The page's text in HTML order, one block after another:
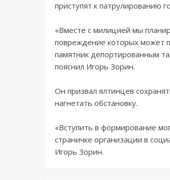
приступят к патрулированию
«Вместе с милицией мы
повреждение которых может
памятник депортированным
пояснил Игорь Зорин.
Он призвал ялтинцев
нагнетать обстановку.
«Вступить в формирование
страничке организации в
Игорь Зорин.